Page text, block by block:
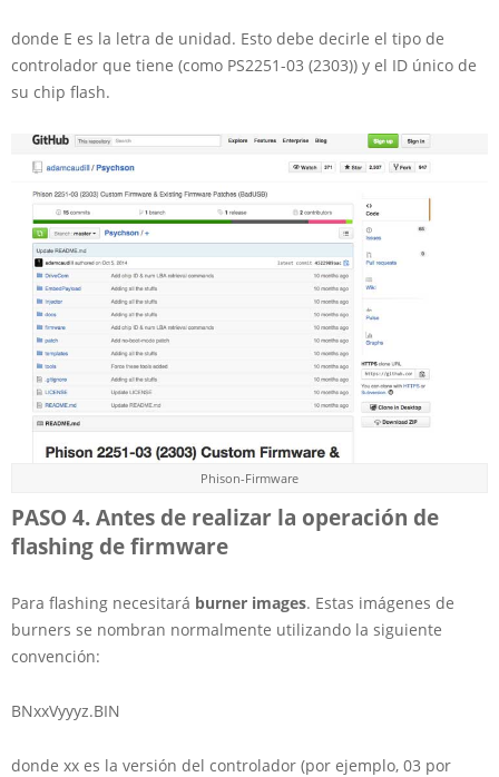
donde E es la letra de unidad. Esto debe decirle el tipo de
controlador que tiene (como PS2251-03 (2303)) y el ID único de
su chip flash.
Phison-Firmware
PASO 4. Antes de realizar la operación de
flashing de firmware
Para flashing necesitará burner images. Estas imágenes de
burners se nombran normalmente utilizando la siguiente
convención:
BNxxVyyyz.BIN
donde xx es la versión del controlador (por ejemplo, 03 por